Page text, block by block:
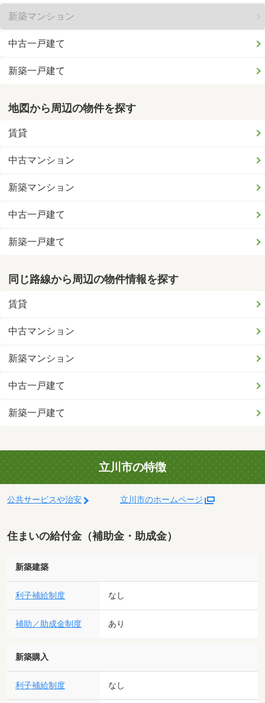
新築マンション
中古一戸建て
新築一戸建て
地図から周辺の物件を探す
賃貸
中古マンション
新築マンション
中古一戸建て
新築一戸建て
同じ路線から周辺の物件情報を探す
賃貸
中古マンション
新築マンション
中古一戸建て
新築一戸建て
立川市の特徴
公共サービスや治安 立川市のホームページ
住まいの給付金（補助金・助成金）
新築建築
利子補給制度 なし
補助／助成金制度 あり
新築購入
利子補給制度 なし